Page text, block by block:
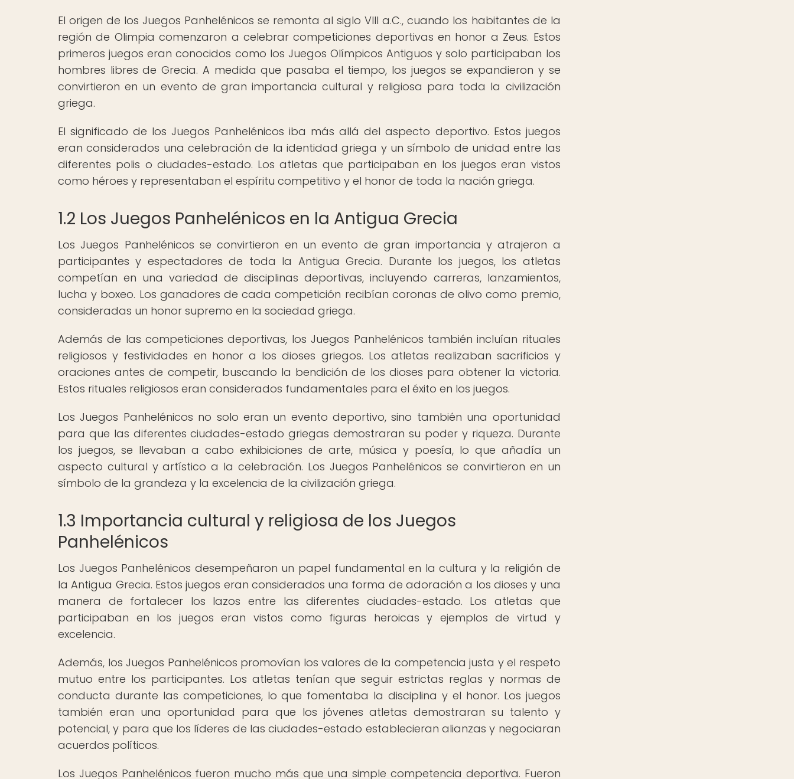
El origen de los Juegos Panhelénicos se remonta al siglo VIII a.C., cuando los habitantes de la
región de Olimpia comenzaron a celebrar competiciones deportivas en honor a Zeus. Estos
primeros juegos eran conocidos como los Juegos Olímpicos Antiguos y solo participaban los
hombres libres de Grecia. A medida que pasaba el tiempo, los juegos se expandieron y se
convirtieron en un evento de gran importancia cultural y religiosa para toda la civilización
griega.
El significado de los Juegos Panhelénicos iba más allá del aspecto deportivo. Estos juegos
eran considerados una celebración de la identidad griega y un símbolo de unidad entre las
diferentes polis o ciudades-estado. Los atletas que participaban en los juegos eran vistos
como héroes y representaban el espíritu competitivo y el honor de toda la nación griega.
1.2 Los Juegos Panhelénicos en la Antigua Grecia
Los Juegos Panhelénicos se convirtieron en un evento de gran importancia y atrajeron a
participantes y espectadores de toda la Antigua Grecia. Durante los juegos, los atletas
competían en una variedad de disciplinas deportivas, incluyendo carreras, lanzamientos,
lucha y boxeo. Los ganadores de cada competición recibían coronas de olivo como premio,
consideradas un honor supremo en la sociedad griega.
Además de las competiciones deportivas, los Juegos Panhelénicos también incluían rituales
religiosos y festividades en honor a los dioses griegos. Los atletas realizaban sacrificios y
oraciones antes de competir, buscando la bendición de los dioses para obtener la victoria.
Estos rituales religiosos eran considerados fundamentales para el éxito en los juegos.
Los Juegos Panhelénicos no solo eran un evento deportivo, sino también una oportunidad
para que las diferentes ciudades-estado griegas demostraran su poder y riqueza. Durante
los juegos, se llevaban a cabo exhibiciones de arte, música y poesía, lo que añadía un
aspecto cultural y artístico a la celebración. Los Juegos Panhelénicos se convirtieron en un
símbolo de la grandeza y la excelencia de la civilización griega.
1.3 Importancia cultural y religiosa de los Juegos
Panhelénicos
Los Juegos Panhelénicos desempeñaron un papel fundamental en la cultura y la religión de
la Antigua Grecia. Estos juegos eran considerados una forma de adoración a los dioses y una
manera de fortalecer los lazos entre las diferentes ciudades-estado. Los atletas que
participaban en los juegos eran vistos como figuras heroicas y ejemplos de virtud y
excelencia.
Además, los Juegos Panhelénicos promovían los valores de la competencia justa y el respeto
mutuo entre los participantes. Los atletas tenían que seguir estrictas reglas y normas de
conducta durante las competiciones, lo que fomentaba la disciplina y el honor. Los juegos
también eran una oportunidad para que los jóvenes atletas demostraran su talento y
potencial, y para que los líderes de las ciudades-estado establecieran alianzas y negociaran
acuerdos políticos.
Los Juegos Panhelénicos fueron mucho más que una simple competencia deportiva. Fueron